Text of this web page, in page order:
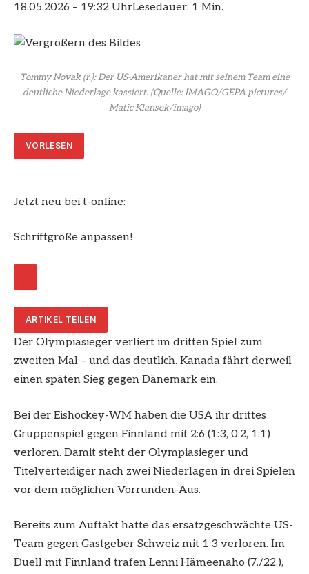
18.05.2026 – 19:32 UhrLesedauer: 1 Min.
Tommy Novak (r.): Der US-Amerikaner hat mit seinem Team eine
deutliche Niederlage kassiert. (Quelle: IMAGO/GEPA pictures/
Matic Klansek/imago)
VORLESEN
Jetzt neu bei t-online:
Schriftgröße anpassen!
ARTIKEL TEILEN
Der Olympiasieger verliert im dritten Spiel zum
zweiten Mal – und das deutlich. Kanada fährt derweil
einen späten Sieg gegen Dänemark ein.
Bei der Eishockey-WM haben die USA ihr drittes
Gruppenspiel gegen Finnland mit 2:6 (1:3, 0:2, 1:1)
verloren. Damit steht der Olympiasieger und
Titelverteidiger nach zwei Niederlagen in drei Spielen
vor dem möglichen Vorrunden-Aus.
Bereits zum Auftakt hatte das ersatzgeschwächte US-
Team gegen Gastgeber Schweiz mit 1:3 verloren. Im
Duell mit Finnland trafen Lenni Hämeenaho (7./22.),